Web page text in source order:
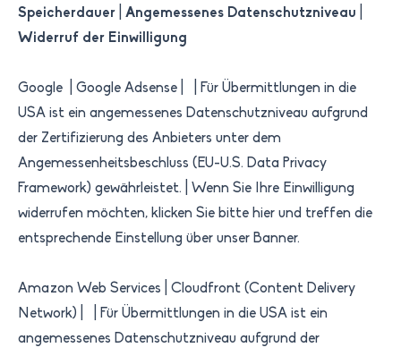
Speicherdauer
​Angemessenes Datenschutzniveau​
Widerruf der Einwilligung
Google | Google Adsense | | Für Übermittlungen in die
USA ist ein angemessenes Datenschutzniveau aufgrund
der Zertifizierung des Anbieters unter dem
Angemessenheitsbeschluss (EU-U.S. Data Privacy
Framework) gewährleistet.​ | Wenn Sie Ihre Einwilligung
widerrufen möchten, klicken Sie bitte hier und treffen die
entsprechende Einstellung über unser Banner.
Amazon Web Services | Cloudfront (Content Delivery
Network) | | ​Für Übermittlungen in die USA ist ein
angemessenes Datenschutzniveau aufgrund der